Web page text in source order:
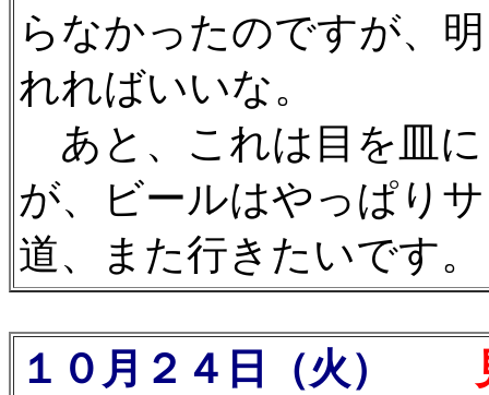
らなかったのですが、
れればいいな。
あと、これは目を皿
が、ビールはやっぱり
道、また行きたいです。
１０月２４日（火）